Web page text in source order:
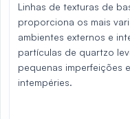
Linhas de texturas de
proporciona os mais
ambientes externos e
partículas de quartzo
pequenas imperfeições
intempéries.